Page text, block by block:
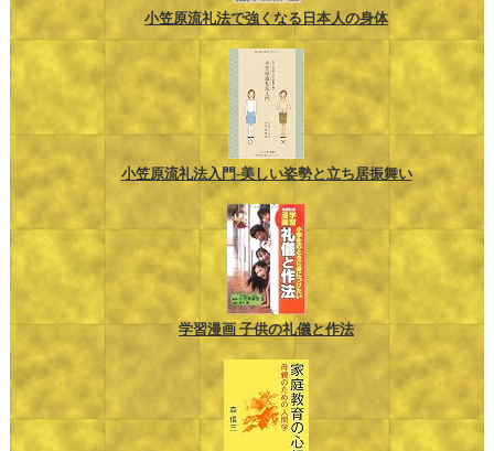
小笠原流礼法で強くなる日本人の身体
小笠原流礼法入門-美しい姿勢と立ち居振舞い
学習漫画 子供の礼儀と作法